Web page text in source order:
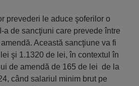
prevederi le aduce şoferilor o
a de sancţiuni care prevede între
Această sancţiune va fi
şi 1.1320 de lei, în contextul în
de amendă de 165 de lei de la
când salariul minim brut pe